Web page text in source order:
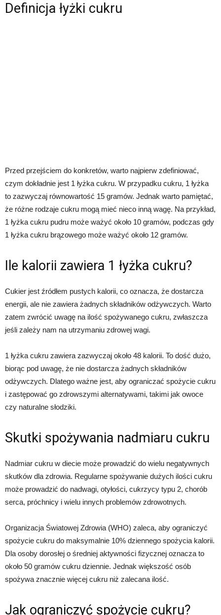
Definicja łyżki cukru
Przed przejściem do konkretów, warto najpierw zdefiniować,
czym dokładnie jest 1 łyżka cukru. W przypadku cukru, 1 łyżka
to zazwyczaj równowartość 15 gramów. Jednak warto pamiętać,
że różne rodzaje cukru mogą mieć nieco inną wagę. Na przykład,
1 łyżka cukru pudru może ważyć około 10 gramów, podczas gdy
1 łyżka cukru brązowego może ważyć około 12 gramów.
Ile kalorii zawiera 1 łyżka cukru?
Cukier jest źródłem pustych kalorii, co oznacza, że dostarcza
energii, ale nie zawiera żadnych składników odżywczych. Warto
zatem zwrócić uwagę na ilość spożywanego cukru, zwłaszcza
jeśli zależy nam na utrzymaniu zdrowej wagi.
1 łyżka cukru zawiera zazwyczaj około 48 kalorii. To dość dużo,
biorąc pod uwagę, że nie dostarcza żadnych składników
odżywczych. Dlatego ważne jest, aby ograniczać spożycie cukru
i zastępować go zdrowszymi alternatywami, takimi jak owoce
czy naturalne słodziki.
Skutki spożywania nadmiaru cukru
Nadmiar cukru w diecie może prowadzić do wielu negatywnych
skutków dla zdrowia. Regularne spożywanie dużych ilości cukru
może prowadzić do nadwagi, otyłości, cukrzycy typu 2, chorób
serca, próchnicy i wielu innych problemów zdrowotnych.
Organizacja Światowej Zdrowia (WHO) zaleca, aby ograniczyć
spożycie cukru do maksymalnie 10% dziennego spożycia kalorii.
Dla osoby dorosłej o średniej aktywności fizycznej oznacza to
około 50 gramów cukru dziennie. Jednak większość osób
spożywa znacznie więcej cukru niż zalecana ilość.
Jak ograniczyć spożycie cukru?